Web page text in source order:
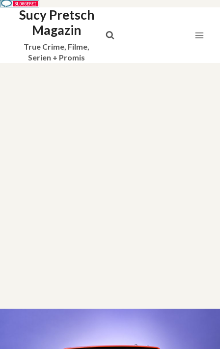
Sucy Pretsch
Magazin
True Crime, Filme,
Serien + Promis